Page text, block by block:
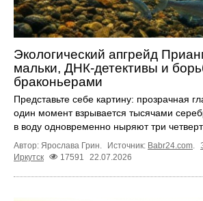
Экологический апгрейд
мальки, ДНК-детективы и
браконьерами
Представьте себе картину: прозрачная
один момент взрывается тысячами
в воду одновременно ныряют три
Автор: Ярослава Грин. Источник: Babr24.com.
Иркутск
17591 22.07.2026